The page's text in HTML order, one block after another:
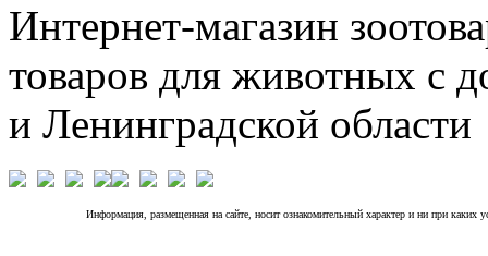
Интернет-магазин
товаров для животных с
и Ленинградской области
Информация, размещенная на сайте, носит ознакомительный характер и ни при